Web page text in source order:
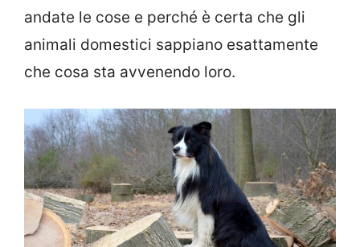
andate le cose e perché è certa che gli
animali domestici sappiano esattamente
che cosa sta avvenendo loro.